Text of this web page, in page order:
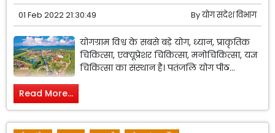
01 Feb 2022 21:30:49 Byयोग संदेश विभाग
योगग्राम विश्व के सबसे बड़े योग, ध्यान, प्राकृतिक
चिकित्सा, एक्यूप्रेशर चिकित्सा, मनोचिकित्सा, यज्ञ
चिकित्सा का संस्थान है। पतंजलि योग पीठ...
Read More...